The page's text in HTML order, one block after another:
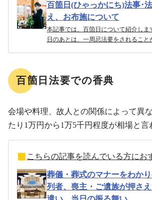
百箇日(ひゃっかにち)法事･
え、お布施について
本記事では、百箇日について紹介しま
日のあとは、一周忌法要をされること
百箇日法要での香典
会場や料理、故人との関係によって異
たり1万円から1万5千円程度が相場と言
こちらの記事を読んでいる方にお
葬儀・葬式のマナーをわか
列者、喪主・ご遺族が押さ